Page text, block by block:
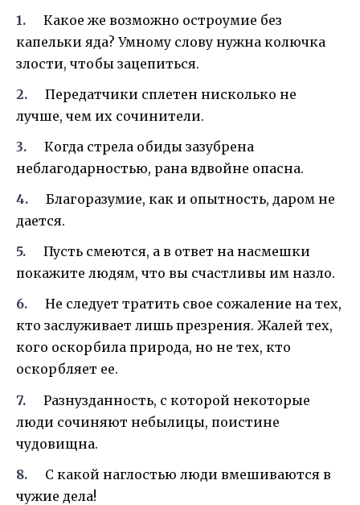
Какое же возможно остроумие без
капельки яда? Умному слову нужна колючка
злости, чтобы зацепиться.
Передатчики сплетен нисколько не
лучше, чем их сочинители.
Когда стрела обиды зазубрена
неблагодарностью, рана вдвойне опасна.
Благоразумие, как и опытность, даром не
дается.
Пусть смеются, а в ответ на насмешки
покажите людям, что вы счастливы им назло.
Не следует тратить свое сожаление на тех,
кто заслуживает лишь презрения. Жалей тех,
кого оскорбила природа, но не тех, кто
оскорбляет ее.
Разнузданность, с которой некоторые
люди сочиняют небылицы, поистине
чудовищна.
С какой наглостью люди вмешиваются в
чужие дела!